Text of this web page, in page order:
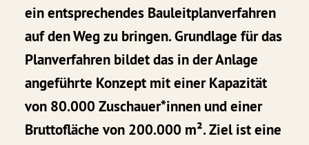
ein entsprechendes Bauleitplanverfahren
auf den Weg zu bringen. Grundlage für das
Planverfahren bildet das in der Anlage
angeführte Konzept mit einer Kapazität
von 80.000 Zuschauer*innen und einer
Bruttofläche von 200.000 m². Ziel ist eine